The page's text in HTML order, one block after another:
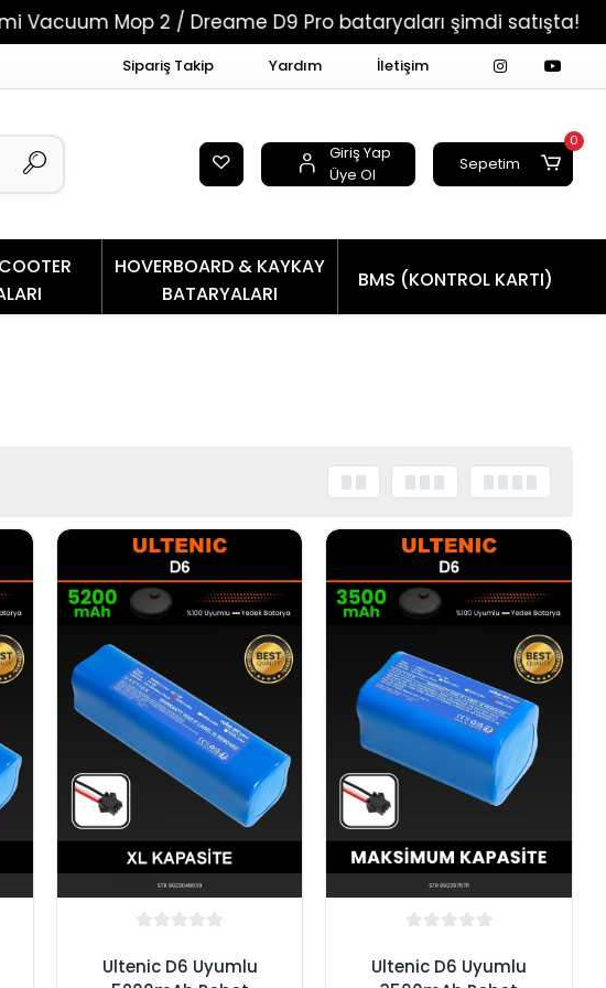
Mop 2 / Dreame D9 Pro bataryaları şimdi satışta!
Sipariş Takip Yardım İletişim
Giriş Yap
Üye Ol
Sepetim
0
HOVERBOARD & KAYKAY
BATARYALARI
BMS (KONTROL KARTI)
Ultenic D6 Uyumlu
Ultenic D6 Uyumlu